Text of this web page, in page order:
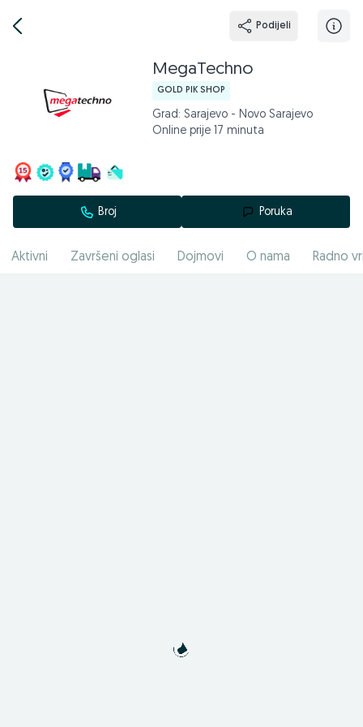
Podijeli
MegaTechno
GOLD PIK SHOP
Grad: Sarajevo - Novo Sarajevo
Online prije 17 minuta
Broj Poruka
Aktivni Završeni oglasi Dojmovi O nama Radno